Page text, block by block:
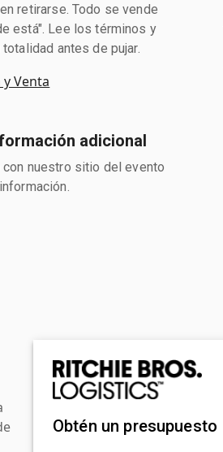
retirarse. Todo se vende
está". Lee los términos y
antes de pujar.
Venta
adicional
nuestro sitio del evento
Obtén un presupuesto